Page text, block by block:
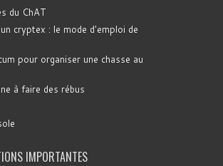
du ChAT
cryptex : le mode d'emploi de
pour organiser une chasse au
à faire des rébus
IMPORTANTES